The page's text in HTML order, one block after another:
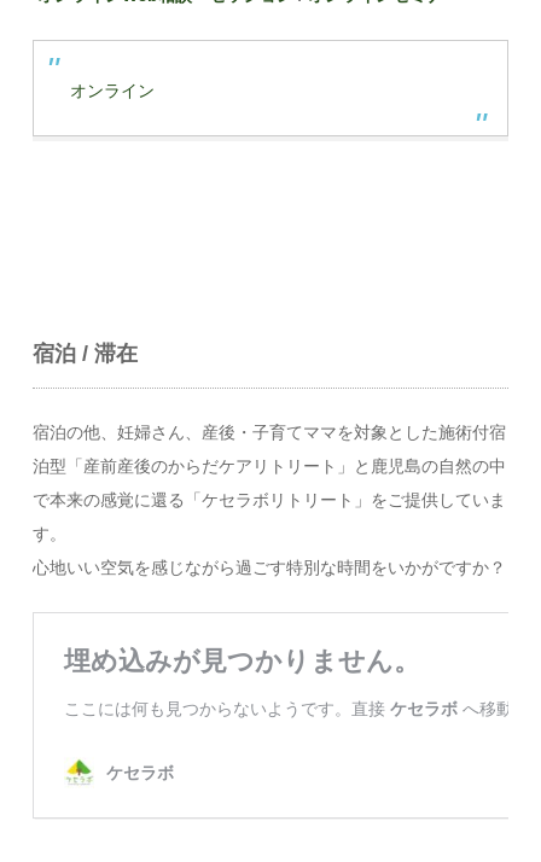
オンライン
宿泊 / 滞在
宿泊の他、妊婦さん、産後・子育てママを対象とした施術付宿
泊型「産前産後のからだケアリトリート」と鹿児島の自然の中
で本来の感覚に還る「ケセラボリトリート」をご提供していま
す。
心地いい空気を感じながら過ごす特別な時間をいかがですか？